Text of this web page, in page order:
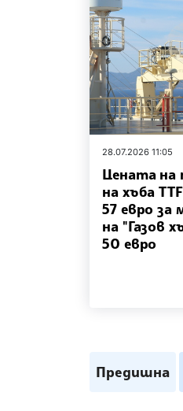
28.07.2026 11:05
Цената на
на хъба
57 евро за
на "Газов
50 евро
Предишна